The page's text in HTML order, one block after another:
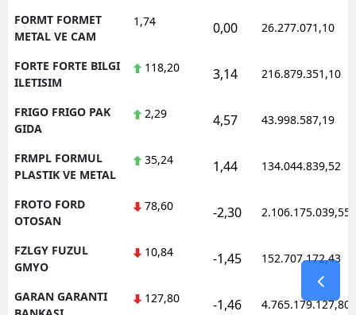
FORMT FORMET
METAL VE CAM
1,74 0,00 26.277.071,10
FORTE FORTE BILGI
ILETISIM
118,20 3,14 216.879.351,10
FRIGO FRIGO PAK
GIDA
2,29 4,57 43.998.587,19
FRMPL FORMUL
PLASTIK VE METAL
35,24 1,44 134.044.839,52
FROTO FORD
OTOSAN
78,60 -2,30 2.106.175.039,55
FZLGY FUZUL
GMYO
10,84 -1,45 152.707.172,43
GARAN GARANTI
127,80 -1,46 4.765.179.127,80